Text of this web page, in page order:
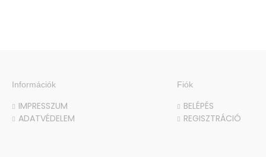
Információk
IMPRESSZUM
ADATVÉDELEM
Fiók
BELÉPÉS
REGISZTRÁCIÓ